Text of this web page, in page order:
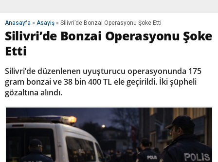
Anasayfa » Asayiş » Silivri’de Bonzai Operasyonu Şoke Etti
Silivri’de Bonzai Operasyonu Şoke
Etti
Silivri’de düzenlenen uyuşturucu operasyonunda 175
gram bonzai ve 38 bin 400 TL ele geçirildi. İki şüpheli
gözaltına alındı.